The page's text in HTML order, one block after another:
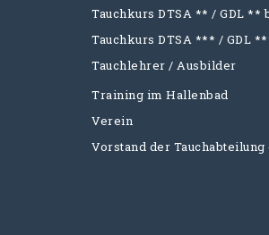
Tauchkurs DTSA ** / GDL **
Tauchkurs DTSA *** / GDL
Tauchlehrer / Ausbilder
Training im Hallenbad
Verein
Vorstand der Tauchabteilung